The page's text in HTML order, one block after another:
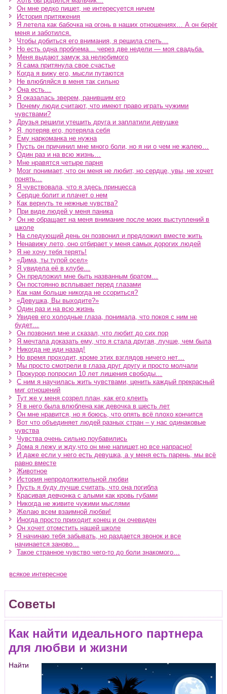
Он мне редко пишет, не интересуется ничем
История притяжения
Я летела как бабочка на огонь в наших отношениях… А он берёг
меня и заботился.
Чтобы добиться его внимания, я решила спеть…
Но есть одна проблема… через две недели — моя свадьба.
Меня выдают замуж за нелюбимого
Я сама притянула свое счастье
Когда я вижу его, мысли путаются
Не влюбляйся в меня так сильно
Она есть…
Я оказалась зверем, ранившим его
Почему люди считают, что имеют право играть чужими
чувствами?
Друзья решили утешить друга и заплатили девушке
Я, потеряв его, потеряла себя
Ему наркоманка не нужна
Пусть он причинил мне много боли, но я ни о чем не жалею…
Один раз и на всю жизнь…
Мне нравятся четыре парня
Мозг понимает, что он меня не любит, но сердце, увы, не хочет
понять…
Я чувствовала, что я здесь принцесса
Сердце болит и плачет о нем
Как вернуть те нежные чувства?
При виде людей у меня паника
Он не обращает на меня внимание после моих выступлений в
школе
На следующий день он позвонил и предложил вместе жить
Ненавижу лето, оно отбирает у меня самых дорогих людей
Я не хочу тебя терять!
«Дима, ты тупой осел»
Я увидела её в клубе…
Он предложил мне быть названным братом…
Он постоянно всплывает перед глазами
Как нам больше никогда не ссориться?
«Девушка, Вы выходите?»
Один раз и на всю жизнь
Увидев его холодные глаза, понимала, что покоя с ним не
будет…
Он позвонил мне и сказал, что любит до сих пор
Я мечтала доказать ему, что я стала другая, лучше, чем была
Никогда не иди назад!
Но время проходит, кроме этих взглядов ничего нет…
Мы просто смотрели в глаза друг другу и просто молчали
Прокурор попросил 10 лет лишения свободы…
С ним я научилась жить чувствами, ценить каждый прекрасный
миг отношений
Тут же у меня созрел план, как его клеить
Я в него была влюблена как девочка в шесть лет
Он мне нравится, но я боюсь, что опять всё плохо кончится
Вот что объединяет людей разных стран – у нас одинаковые
чувства
Чувства очень сильно поубавились
Дома я лежу и жду,что он мне напишет,но все напрасно!
И даже если у него есть девушка, а у меня есть парень, мы всё
равно вместе
Животное
История непродолжительной любви
Пусть я буду лучше считать, что она погибла
Красивая девчонка с алыми как кровь губами
Никогда не живите чужими мыслями
Желаю всем взаимной любви!
Иногда просто приходит конец и он очевиден
Он хочет отомстить нашей школе
Я начинаю тебя забывать, но раздается звонок и все
начинается заново…
Такое странное чувство чего-то до боли знакомого…
всякое интересное
Советы
Как найти идеального партнера
для любви и жизни
Найти